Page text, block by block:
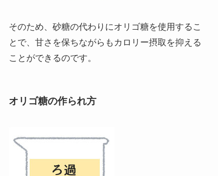
そのため、砂糖の代わりにオリゴ糖を使用するこ
とで、甘さを保ちながらもカロリー摂取を抑える
ことができるのです。
オリゴ糖の作られ方